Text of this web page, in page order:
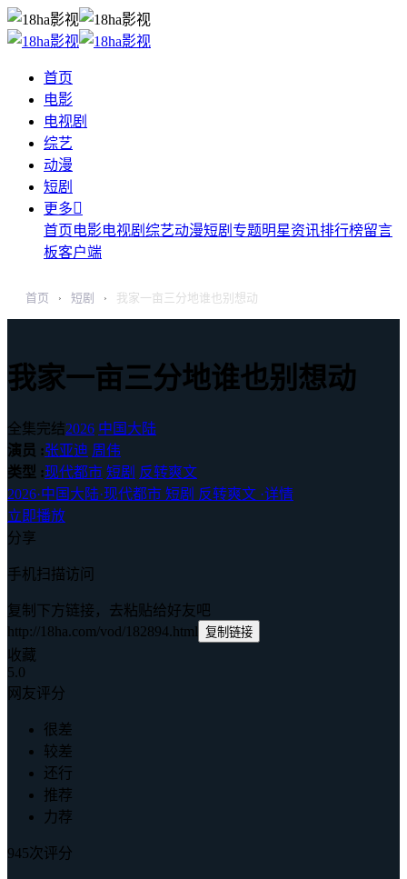
首页
电影
电视剧
综艺
动漫
短剧
更多
首页电影电视剧 综艺动漫短剧 专题明星资讯排行榜留言
板客户端
首页 › 短剧 › 我家一亩三分地谁也别想动
我家一亩三分地谁也别想动
全集完结2026 中国大陆
演员 :张亚迪 周伟
类型 :现代都市 短剧 反转爽文
2026·中国大陆·现代都市 短剧 反转爽文 ·详情
立即播放
分享
手机扫描访问
复制下方链接，去粘贴给好友吧
http://18ha.com/vod/182894.html 复制链接
收藏
5.0
网友评分
很差
较差
还行
推荐
力荐
945次评分